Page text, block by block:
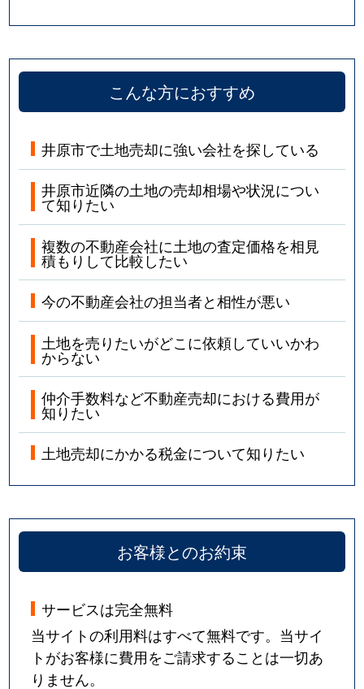
こんな方におすすめ
井原市で土地売却に強い会社を探している
井原市近隣の土地の売却相場や状況につい
て知りたい
複数の不動産会社に土地の査定価格を相見
積もりして比較したい
今の不動産会社の担当者と相性が悪い
土地を売りたいがどこに依頼していいかわ
からない
仲介手数料など不動産売却における費用が
知りたい
土地売却にかかる税金について知りたい
お客様とのお約束
サービスは完全無料
当サイトの利用料はすべて無料です。当サイ
トがお客様に費用をご請求することは一切あ
りません。